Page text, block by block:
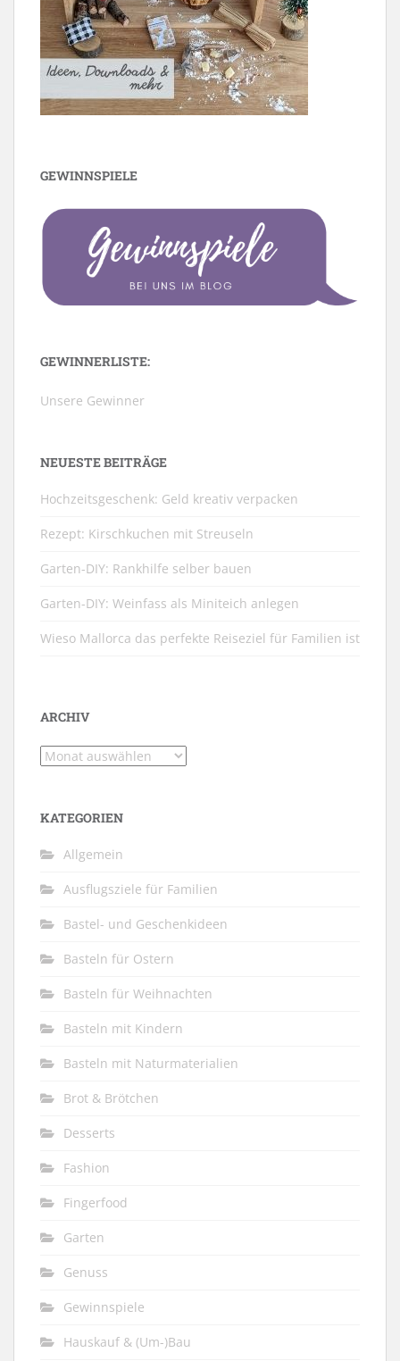
GEWINNSPIELE
GEWINNERLISTE:
Unsere Gewinner
NEUESTE BEITRÄGE
Hochzeitsgeschenk: Geld kreativ verpacken
Rezept: Kirschkuchen mit Streuseln
Garten-DIY: Rankhilfe selber bauen
Garten-DIY: Weinfass als Miniteich anlegen
Wieso Mallorca das perfekte Reiseziel für Familien ist
ARCHIV
Archiv
KATEGORIEN
Allgemein
Ausflugsziele für Familien
Bastel- und Geschenkideen
Basteln für Ostern
Basteln für Weihnachten
Basteln mit Kindern
Basteln mit Naturmaterialien
Brot & Brötchen
Desserts
Fashion
Fingerfood
Garten
Genuss
Gewinnspiele
Hauskauf & (Um-)Bau